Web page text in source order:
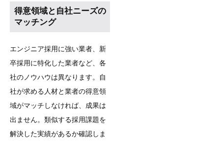
得意領域と自社ニーズの
マッチング
エンジニア採用に強い業者、新
卒採用に特化した業者など、各
社のノウハウは異なります。自
社が求める人材と業者の得意領
域がマッチしなければ、成果は
出ません。類似する採用課題を
解決した実績があるか確認しま